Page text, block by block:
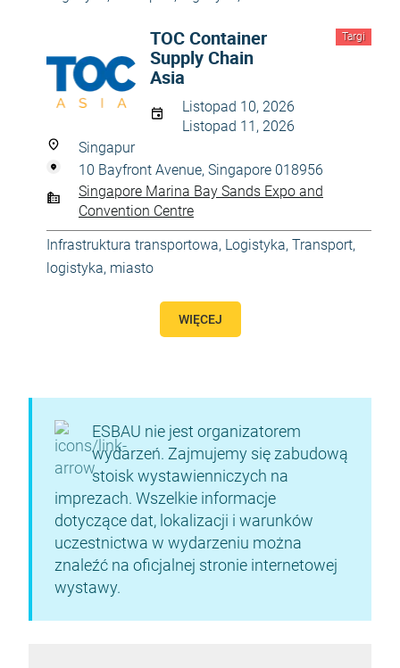
Targi
TOC Container
Supply Chain
Asia
Listopad 10, 2026
Listopad 11, 2026
Singapur
10 Bayfront Avenue, Singapore 018956
Singapore Marina Bay Sands Expo and
Convention Centre
Infrastruktura transportowa, Logistyka, Transport,
logistyka, miasto
WIĘCEJ
ESBAU nie jest organizatorem
wydarzeń. Zajmujemy się zabudową
stoisk wystawienniczych na
imprezach. Wszelkie informacje
dotyczące dat, lokalizacji i warunków
uczestnictwa w wydarzeniu można
znaleźć na oficjalnej stronie internetowej
wystawy.